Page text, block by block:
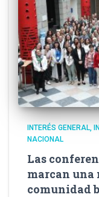
INTERÉS GENERAL
NACIONAL
Las
marcan una
comunidad